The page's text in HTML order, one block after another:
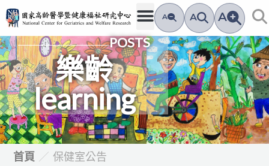
跳
至
主
要
內
容
A A A
POSTS
樂齡
learning
首頁 ／ 保健室公告